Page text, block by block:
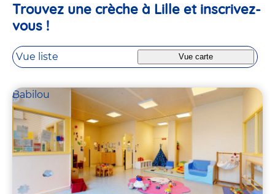
Trouvez une crèche à Lille et inscrivez-
vous !
Vue liste Vue carte
Babilou